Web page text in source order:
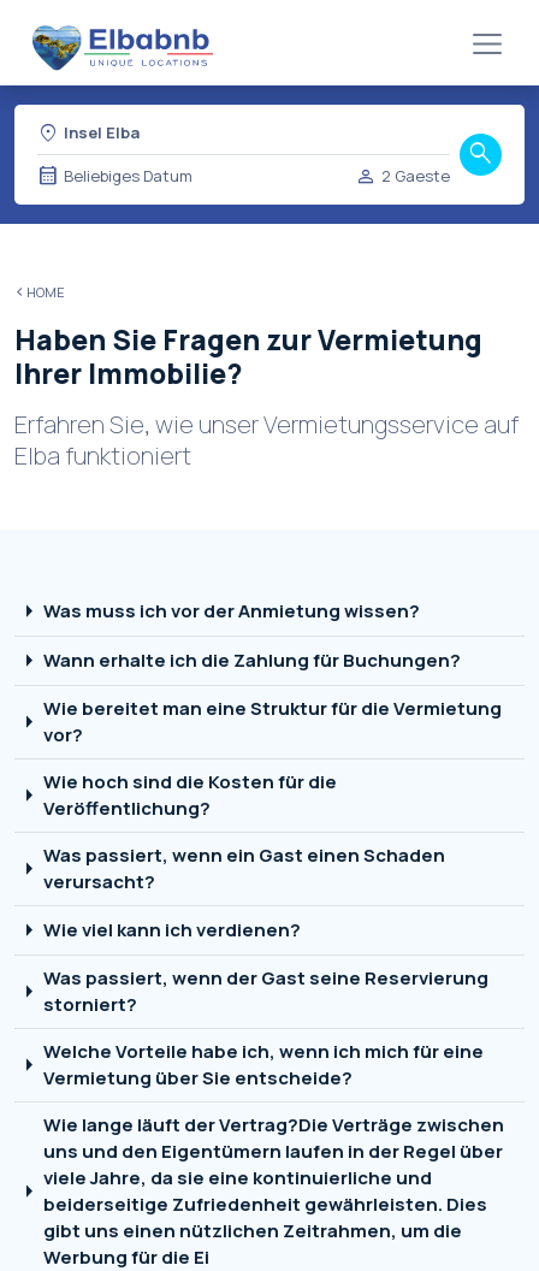
location_on Insel Elba
calendar_month Beliebiges Datum person 2 Gaeste
search
HOME
Haben Sie Fragen zur Vermietung
Ihrer Immobilie?
Erfahren Sie, wie unser Vermietungsservice auf
Elba funktioniert
arrow_right Was muss ich vor der Anmietung wissen?
arrow_right Wann erhalte ich die Zahlung für Buchungen?
arrow_right Wie bereitet man eine Struktur für die Vermietung
vor?
arrow_right Wie hoch sind die Kosten für die
Veröffentlichung?
arrow_right Was passiert, wenn ein Gast einen Schaden
verursacht?
arrow_right Wie viel kann ich verdienen?
arrow_right Was passiert, wenn der Gast seine Reservierung
storniert?
arrow_right Welche Vorteile habe ich, wenn ich mich für eine
Vermietung über Sie entscheide?
arrow_right
Wie lange läuft der Vertrag?Die Verträge zwischen
uns und den Eigentümern laufen in der Regel über
viele Jahre, da sie eine kontinuierliche und
beiderseitige Zufriedenheit gewährleisten. Dies
gibt uns einen nützlichen Zeitrahmen, um die
Werbung für die Ei